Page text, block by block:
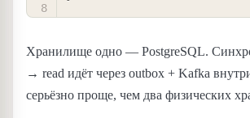
Хранилище одно — PostgreSQL.
→ read идёт через outbox + Kafka
серьёзно проще, чем два физических